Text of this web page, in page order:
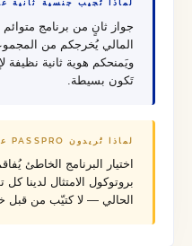
لماذا تُجيب جنسية ثانية
جواز ثانٍ من برنامج
المالي يُخرجكم من
ويَمنحكم هوية ثانية نظيفة
تَكون بسيطة.
لماذا تُريدون PASSPRO على الملف
اختيار البرنامج الخاطئ
بروتوكول الامتثال لدينا
الحالي — لا كتيّب من